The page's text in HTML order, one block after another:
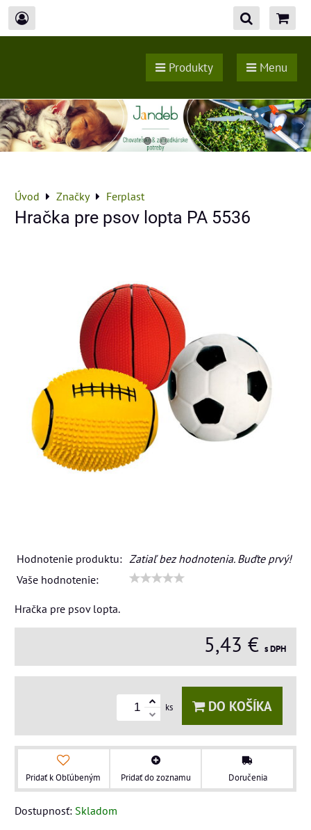
Produkty Menu
Úvod Značky Ferplast
Hračka pre psov lopta PA 5536
Hodnotenie produktu: Zatiaľ bez hodnotenia. Buďte prvý!
Vaše hodnotenie:
Hračka pre psov lopta.
5,43 € s DPH
ks DO KOŠÍKA
Pridať k Obľúbeným Pridať do zoznamu Doručenia
Dostupnosť: Skladom